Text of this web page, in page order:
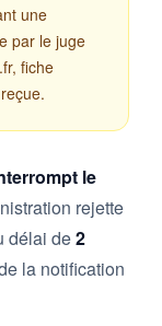
une
par le juge
fiche
le
rejette
délai de2
la notification